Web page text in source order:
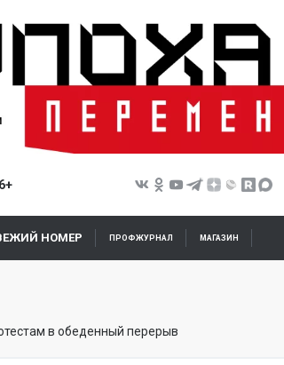
НОМЕР ПРОФЖУРНАЛ МАГАЗИН
в обеденный перерыв